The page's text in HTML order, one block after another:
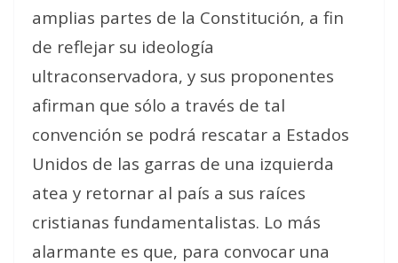
amplias partes de la Constitución, a fin
de reflejar su ideología
ultraconservadora, y sus proponentes
afirman que sólo a través de tal
convención se podrá rescatar a Estados
Unidos de las garras de una izquierda
atea y retornar al país a sus raíces
cristianas fundamentalistas. Lo más
alarmante es que, para convocar una